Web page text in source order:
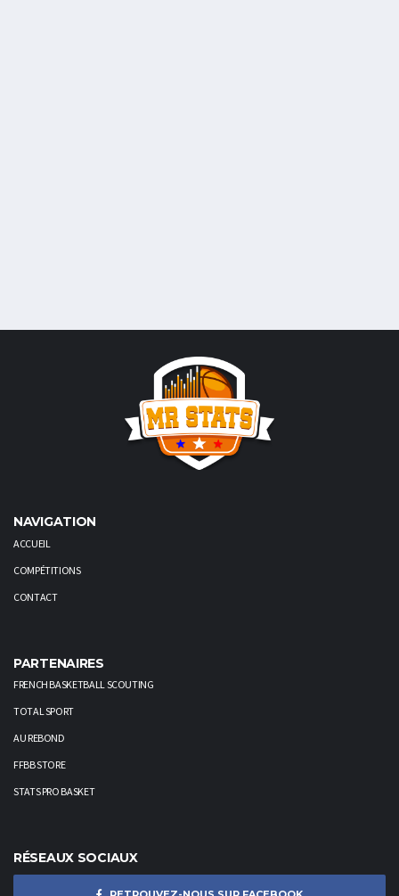
NAVIGATION
ACCUEIL
COMPÉTITIONS
CONTACT
PARTENAIRES
FRENCH BASKETBALL SCOUTING
TOTAL SPORT
AU REBOND
FFBB STORE
STATS PRO BASKET
RÉSEAUX SOCIAUX